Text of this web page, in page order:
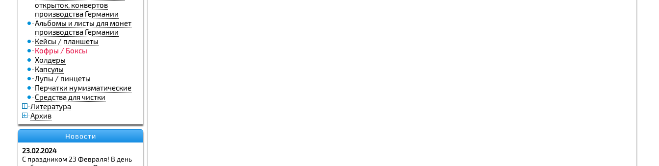
открыток, конвертов
производства Германии
Альбомы и листы для монет
производства Германии
Кейсы / планшеты
Кофры / Боксы
Холдеры
Капсулы
Лупы / пинцеты
Перчатки нумизматические
Средства для чистки
Литература
Архив
Новости
23.02.2024
С праздником 23 Февраля! В день